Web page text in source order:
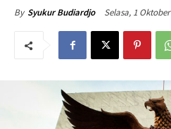
By Syukur Budiardjo Selasa, 1